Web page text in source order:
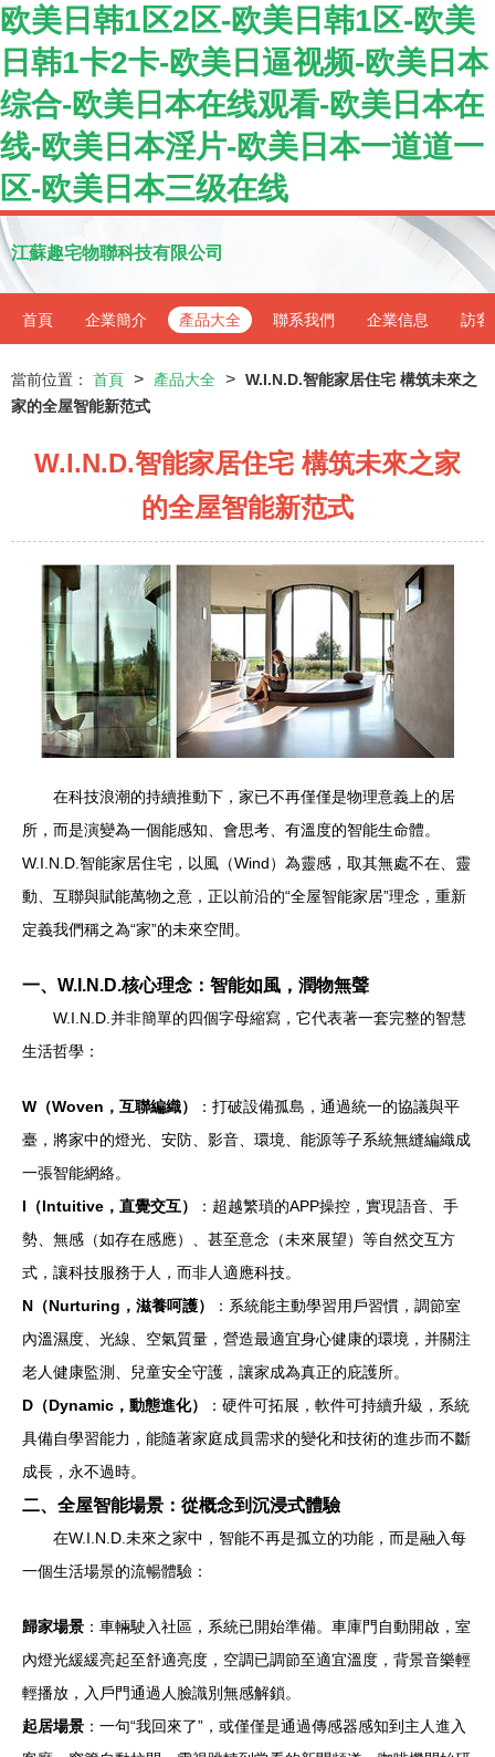
欧美日韩1区2区-欧美日韩1区-欧美
日韩1卡2卡-欧美日逼视频-欧美日本
综合-欧美日本在线观看-欧美日本在
线-欧美日本淫片-欧美日本一道道一
区-欧美日本三级在线
江蘇趣宅物聯科技有限公司
首頁 企業簡介 產品大全 聯系我們 企業信息 訪客
當前位置： 首頁 > 產品大全 > W.I.N.D.智能家居住宅 構筑未來之
家的全屋智能新范式
W.I.N.D.智能家居住宅 構筑未來之家
的全屋智能新范式
在科技浪潮的持續推動下，家已不再僅僅是物理意義上的居
所，而是演變為一個能感知、會思考、有溫度的智能生命體。
W.I.N.D.智能家居住宅，以風（Wind）為靈感，取其無處不在、靈
動、互聯與賦能萬物之意，正以前沿的“全屋智能家居”理念，重新
定義我們稱之為“家”的未來空間。
一、W.I.N.D.核心理念：智能如風，潤物無聲
W.I.N.D.并非簡單的四個字母縮寫，它代表著一套完整的智慧
生活哲學：
W（Woven，互聯編織）
：打破設備孤島，通過統一的協議與平
臺，將家中的燈光、安防、影音、環境、能源等子系統無縫編織成
一張智能網絡。
I（Intuitive，直覺交互）
：超越繁瑣的APP操控，實現語音、手
勢、無感（如存在感應）、甚至意念（未來展望）等自然交互方
式，讓科技服務于人，而非人適應科技。
N（Nurturing，滋養呵護）
：系統能主動學習用戶習慣，調節室
內溫濕度、光線、空氣質量，營造最適宜身心健康的環境，并關注
老人健康監測、兒童安全守護，讓家成為真正的庇護所。
D（Dynamic，動態進化）
：硬件可拓展，軟件可持續升級，系統
具備自學習能力，能隨著家庭成員需求的變化和技術的進步而不斷
成長，永不過時。
二、全屋智能場景：從概念到沉浸式體驗
在W.I.N.D.未來之家中，智能不再是孤立的功能，而是融入每
一個生活場景的流暢體驗：
歸家場景 ：車輛駛入社區，系統已開始準備。車庫門自動開啟，室
內燈光緩緩亮起至舒適亮度，空調已調節至適宜溫度，背景音樂輕
輕播放，入戶門通過人臉識別無感解鎖。
起居場景 ：一句“我回來了”，或僅僅是通過傳感器感知到主人進入